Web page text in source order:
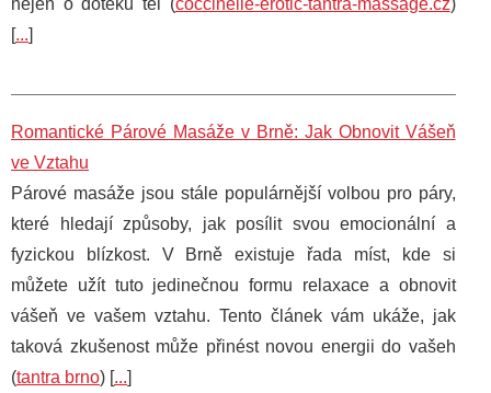
nejen o doteku těl (coccinelle-erotic-tantra-massage.cz)
[...]
Romantické Párové Masáže v Brně: Jak Obnovit Vášeň
ve Vztahu
Párové masáže jsou stále populárnější volbou pro páry,
které hledají způsoby, jak posílit svou emocionální a
fyzickou blízkost. V Brně existuje řada míst, kde si
můžete užít tuto jedinečnou formu relaxace a obnovit
vášeň ve vašem vztahu. Tento článek vám ukáže, jak
taková zkušenost může přinést novou energii do vašeh
(tantra brno) [...]